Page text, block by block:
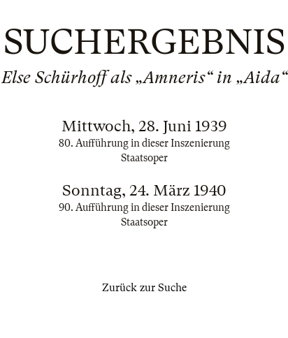
SUCHERGEBNIS
Else Schürhoff als „Amneris“ in „Aida“
Mittwoch, 28. Juni 1939
80. Aufführung in dieser Inszenierung
Staatsoper
Sonntag, 24. März 1940
90. Aufführung in dieser Inszenierung
Staatsoper
Zurück zur Suche